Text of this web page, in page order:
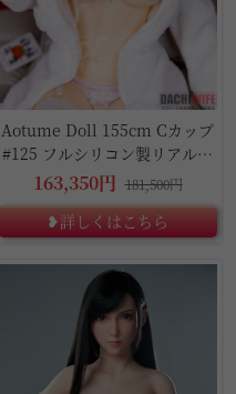
Aotume Doll 155cm Cカップ
#125 フルシリコン製リアルラ
ブドール
163,350円 181,500円
❥詳しくはこちら